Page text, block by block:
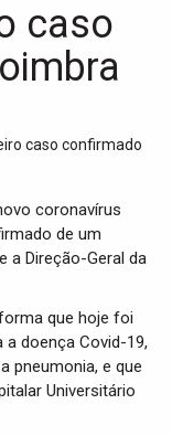
i
o
caso
coronavírus
de um
a Direção-Geral da
que hoje foi
doença Covid-19,
pneumonia, e que
Universitário